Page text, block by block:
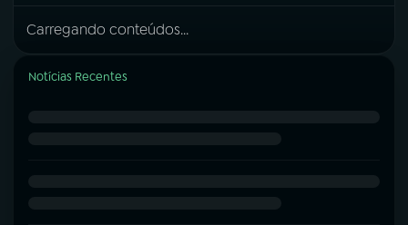
Carregando conteúdos...
Notícias Recentes